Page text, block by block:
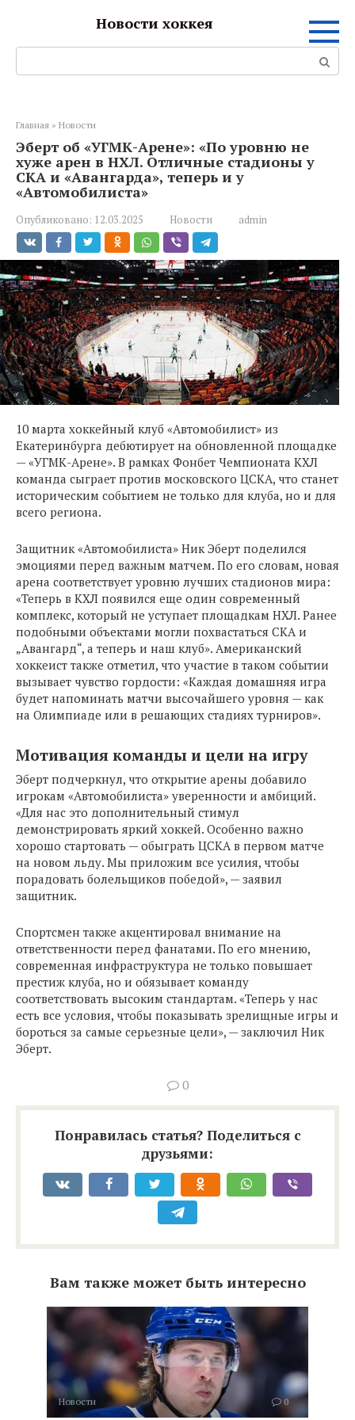
Новости хоккея
Поиск:
Главная » Новости
Эберт об «УГМК-Арене»: «По уровню не
хуже арен в НХЛ. Отличные стадионы у
СКА и «Авангарда», теперь и у
«Автомобилиста»
Опубликовано: 12.03.2025 Новости admin
10 марта хоккейный клуб «Автомобилист» из
Екатеринбурга дебютирует на обновленной площадке
— «УГМК-Арене». В рамках Фонбет Чемпионата КХЛ
команда сыграет против московского ЦСКА, что станет
историческим событием не только для клуба, но и для
всего региона.
Защитник «Автомобилиста» Ник Эберт поделился
эмоциями перед важным матчем. По его словам, новая
арена соответствует уровню лучших стадионов мира:
«Теперь в КХЛ появился еще один современный
комплекс, который не уступает площадкам НХЛ. Ранее
подобными объектами могли похвастаться СКА и
„Авангард“, а теперь и наш клуб». Американский
хоккеист также отметил, что участие в таком событии
вызывает чувство гордости: «Каждая домашняя игра
будет напоминать матчи высочайшего уровня — как
на Олимпиаде или в решающих стадиях турниров».
Мотивация команды и цели на игру
Эберт подчеркнул, что открытие арены добавило
игрокам «Автомобилиста» уверенности и амбиций.
«Для нас это дополнительный стимул
демонстрировать яркий хоккей. Особенно важно
хорошо стартовать — обыграть ЦСКА в первом матче
на новом льду. Мы приложим все усилия, чтобы
порадовать болельщиков победой», — заявил
защитник.
Спортсмен также акцентировал внимание на
ответственности перед фанатами. По его мнению,
современная инфраструктура не только повышает
престиж клуба, но и обязывает команду
соответствовать высоким стандартам. «Теперь у нас
есть все условия, чтобы показывать зрелищные игры и
бороться за самые серьезные цели», — заключил Ник
Эберт.
0
Понравилась статья? Поделиться с
друзьями:
Вам также может быть интересно
Новости 0